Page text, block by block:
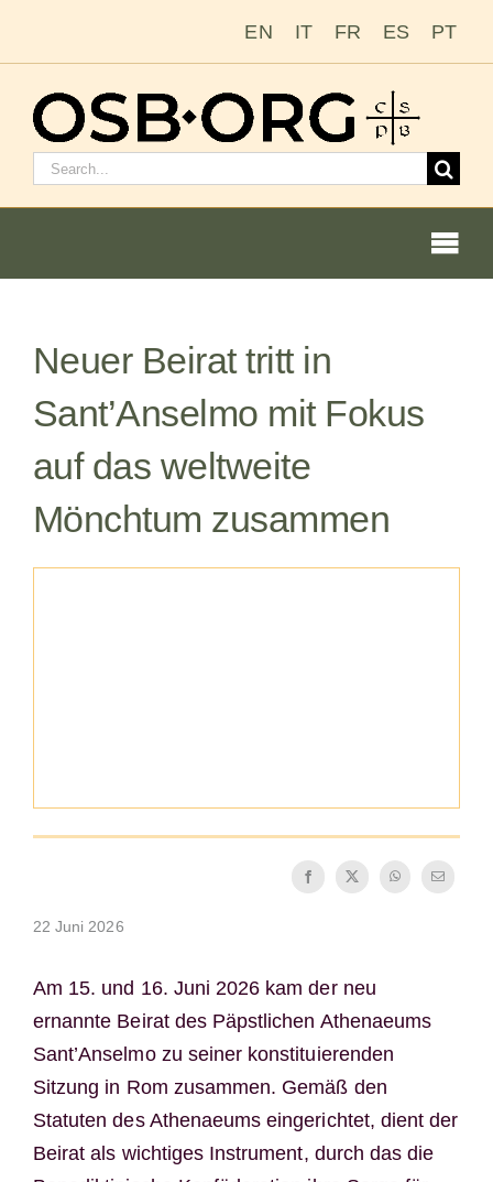
EN IT FR ES PT
Suchen
Der Benediktinerorden
Mönch oder Nonne werden
Die Medaille des Heiligen Benedikt
Neuer Beirat tritt in
Sant’Anselmo mit Fokus
auf das weltweite
Mönchtum zusammen
22 Juni 2026
Am 15. und 16. Juni 2026 kam der neu
ernannte Beirat des Päpstlichen Athenaeums
Sant’Anselmo zu seiner konstituierenden
Sitzung in Rom zusammen. Gemäß den
Statuten des Athenaeums eingerichtet, dient der
Beirat als wichtiges Instrument, durch das die